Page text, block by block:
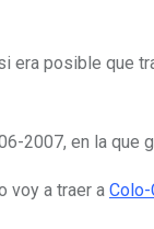
posible que
2007, en la que
voy a traer a